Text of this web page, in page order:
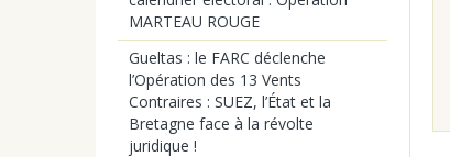
MARTEAU ROUGE
Gueltas : le FARC déclenche
l’Opération des 13 Vents
Contraires : SUEZ, l’État et la
Bretagne face à la révolte
juridique !